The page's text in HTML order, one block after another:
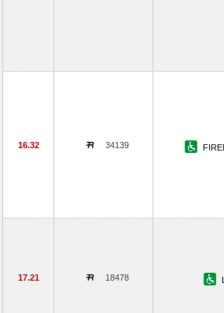
16.32 34139
17.21 18478